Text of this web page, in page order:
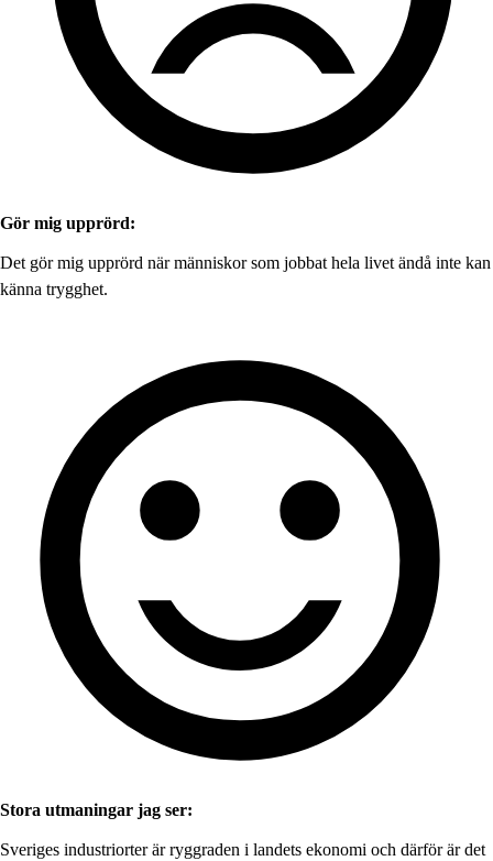
Gör mig upprörd:
Det gör mig upprörd när människor som jobbat hela livet ändå inte kan
känna trygghet.
Stora utmaningar jag ser:
Sveriges industriorter är ryggraden i landets ekonomi och därför är det